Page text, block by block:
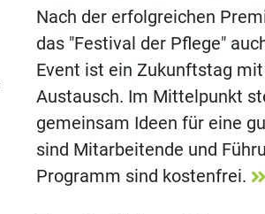
Nach der erfolgreichen
das "Festival der Pflege"
Event ist ein Zukunftstag
Austausch. Im Mittelpunkt
gemeinsam Ideen für eine
sind Mitarbeitende und
Programm sind kostenfrei.